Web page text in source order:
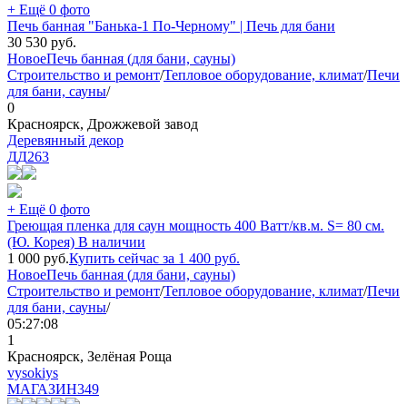
+ Ещё 0 фото
Печь банная "Банька-1 По-Черному" | Печь для бани
30 530 руб.
НовоеПечь банная (для бани, сауны)
Строительство и ремонт/Тепловое оборудование, климат/Печи
для бани, сауны/
0
Красноярск, Дрожжевой завод
Деревянный декор
ДД263
+ Ещё 0 фото
Греющая пленка для саун мощность 400 Ватт/кв.м. S= 80 см.
(Ю. Корея) В наличии
1 000 руб.Купить сейчас за 1 400 руб.
НовоеПечь банная (для бани, сауны)
Строительство и ремонт/Тепловое оборудование, климат/Печи
для бани, сауны/
05:27:08
1
Красноярск, Зелёная Роща
vysokiys
МАГАЗИН349